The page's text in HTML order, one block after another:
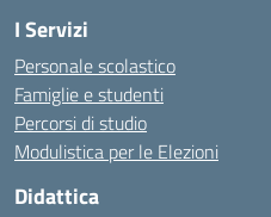
I Servizi
Personale scolastico
Famiglie e studenti
Percorsi di studio
Modulistica per le Elezioni
Didattica